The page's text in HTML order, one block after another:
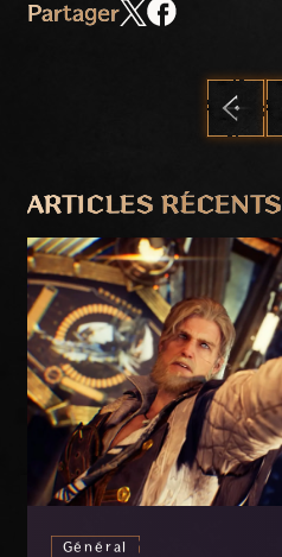
Partager
ARTICLES RÉCENTS
Général